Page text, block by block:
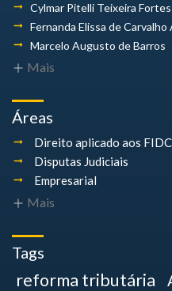
Cylmar Pitelli Teixeira Fortes
Fernanda Elissa de Carvalho
Marcelo Augusto de Barros
Mais
Áreas
Direito aplicado aos
Disputas Judiciais
Empresarial
Mais
Tags
reforma tributária